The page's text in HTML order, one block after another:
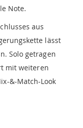
Note.
aus
lässt
Solo getragen
mit weiteren
&-Match-Look